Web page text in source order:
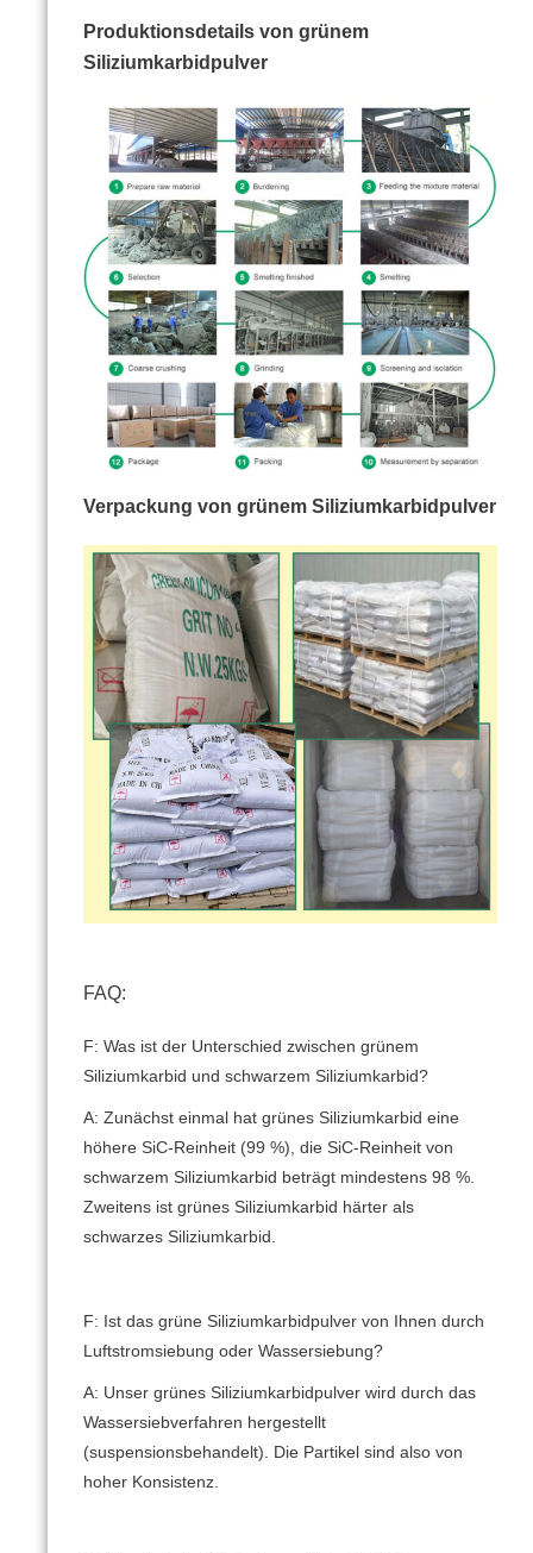
Produktionsdetails von grünem
Siliziumkarbidpulver
Verpackung von grünem Siliziumkarbidpulver
FAQ:
F: Was ist der Unterschied zwischen grünem
Siliziumkarbid und schwarzem Siliziumkarbid?
A: Zunächst einmal hat grünes Siliziumkarbid eine
höhere SiC-Reinheit (99 %), die SiC-Reinheit von
schwarzem Siliziumkarbid beträgt mindestens 98 %.
Zweitens ist grünes Siliziumkarbid härter als
schwarzes Siliziumkarbid.
F: Ist das grüne Siliziumkarbidpulver von Ihnen durch
Luftstromsiebung oder Wassersiebung?
A: Unser grünes Siliziumkarbidpulver wird durch das
Wassersiebverfahren hergestellt
(suspensionsbehandelt). Die Partikel sind also von
hoher Konsistenz.